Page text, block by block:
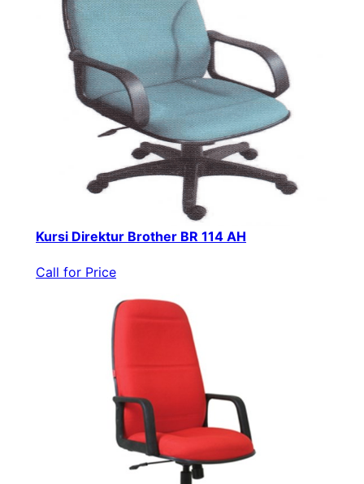
Kursi Direktur Brother BR 114 AH
Call for Price